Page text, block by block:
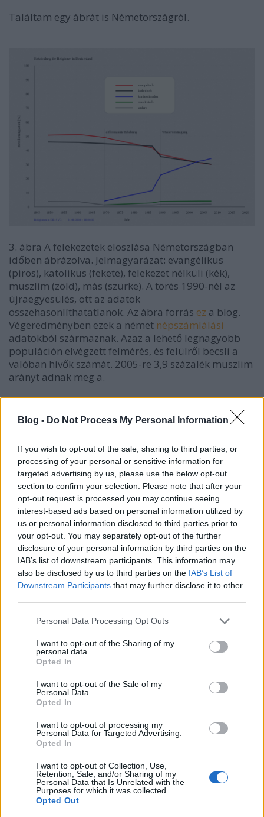
Blog - Do Not Process My Personal Information
If you wish to opt-out of the sale, sharing to third parties, or
processing of your personal or sensitive information for
targeted advertising by us, please use the below opt-out
section to confirm your selection. Please note that after your
opt-out request is processed you may continue seeing
interest-based ads based on personal information utilized by
us or personal information disclosed to third parties prior to
your opt-out. You may separately opt-out of the further
disclosure of your personal information by third parties on the
IAB’s list of downstream participants. This information may
also be disclosed by us to third parties on the IAB’s List of
Downstream Participants that may further disclose it to other
Please note that this website/app uses one or more Google
not limited to your visit or usage behaviour. You may click to
grant or deny consent to Google and its third-party tags to
use your data for below specified purposes in below Google
consent section.
Personal Data Processing Opt Outs
I want to opt-out of the Sharing of my
personal data.
Opted In
I want to opt-out of the Sale of my
Personal Data.
Opted In
I want to opt-out of processing my
Personal Data for Targeted Advertising.
Opted In
I want to opt-out of Collection, Use,
Retention, Sale, and/or Sharing of my
Personal Data that Is Unrelated with the
Purposes for which it was collected.
Opted Out
Találtam egy ábrát is Németországról.
3. ábra A felekezetek eloszlása Németországban
időben ábrázolva. Jelmagyarázat: evangélikus
(piros), katolikus (fekete), felekezet nélküli (kék),
muszlim (zöld), más (szürke). A törés 1990-nél az
újraegyesülés, ott az adatok
összehasonlíthatatlanok. Az ábra forrás ez a blog.
Végeredményben ezek a német népszámlálási
adatokból származnak. Azaz a lehető legnagyobb
populáción elvégzett felmérés, és felülről becsli a
valóban hívők számát. 2005-re 3,9 százalék muszlim
arányt adnak meg a.
Látható, hogy az iszlám Németországban nem
nagyon növekszik, a felekezet nélküliség, azon belül
vélhetően az ateizmus viszont robbanásszerűen
Svájcról is találtam egy ábrát.
4. ábra Svájc lakosságának eloszlása felekezetek
szerint időben ábrázolva. A jobboldali
evangélikus-református, felekezet nélküli, más. Az
ábra forrásaez
Itt is van némi növekedés, de a "más" egyrészt nem
csak muszlimot jelent, másrészt a felekezet nélküliek
száma sokkal gyorsabban növekszik. Svájc sem a
muszlim állam felé tart tehát, hanem az ateista